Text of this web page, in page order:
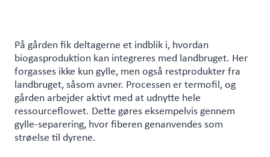
På gården fik deltagerne et indblik i, hvordan
biogasproduktion kan integreres med landbruget. Her
forgasses ikke kun gylle, men også restprodukter fra
landbruget, såsom avner. Processen er termofil, og
gården arbejder aktivt med at udnytte hele
ressourceflowet. Dette gøres eksempelvis gennem
gylle-separering, hvor fiberen genanvendes som
strøelse til dyrene.